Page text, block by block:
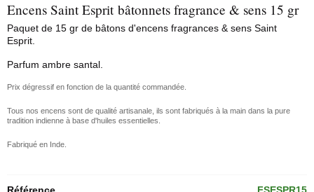
Encens Saint Esprit bâtonnets fragrance & sens 15 gr
Paquet de 15 gr de bâtons d'encens fragrances & sens Saint
Esprit.
Parfum ambre santal.
Prix dégressif en fonction de la quantité commandée.
Tous nos encens sont de qualité artisanale, ils sont fabriqués à la main dans la pure
tradition indienne à base d'huiles essentielles.
Fabriqué en Inde.